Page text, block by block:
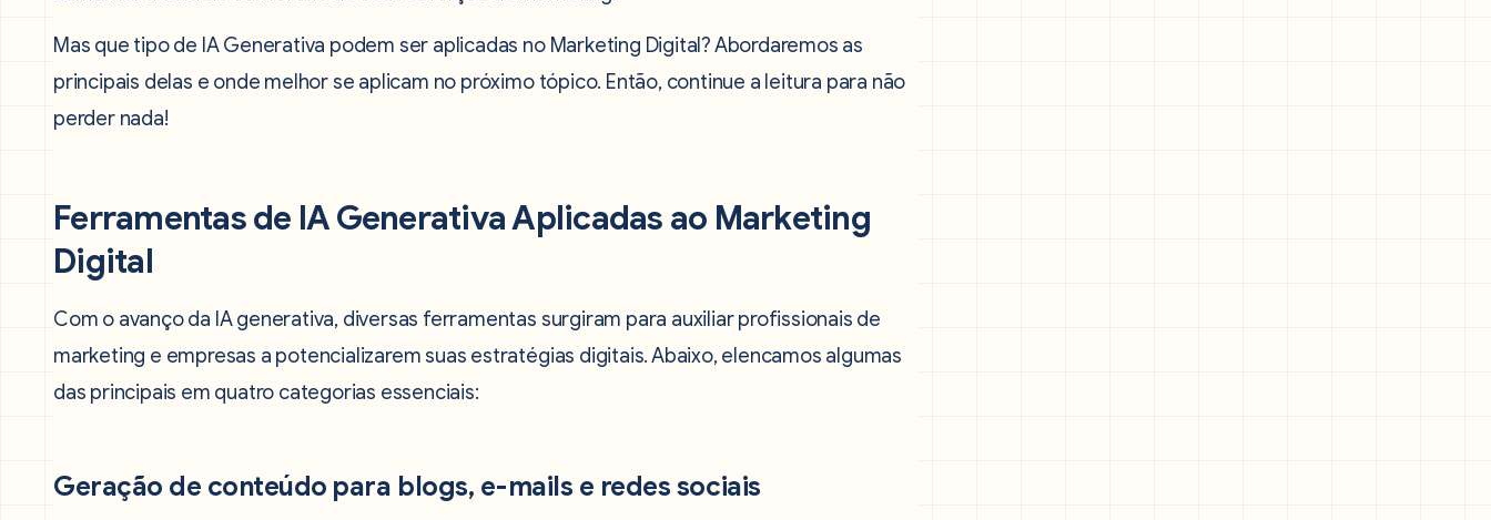
Mas que tipo de IA Generativa podem ser aplicadas no Marketing Digital? Abordaremos as
principais delas e onde melhor se aplicam no próximo tópico. Então, continue a leitura para não
perder nada!
Ferramentas de IA Generativa Aplicadas ao Marketing
Digital
Com o avanço da IA generativa, diversas ferramentas surgiram para auxiliar profissionais de
marketing e empresas a potencializarem suas estratégias digitais. Abaixo, elencamos algumas
das principais em quatro categorias essenciais:
Geração de conteúdo para blogs, e-mails e redes sociais